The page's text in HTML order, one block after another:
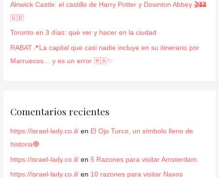
r
:
Alnwick Castle: el castillo de Harry Potter y Downton Abbey 🎬🏰
🇬🇧
Toronto en 3 días: qué ver y hacer en la ciudad
RABAT📍La capital que casi nadie incluye en su itinerario por
Marruecos… y es un error 🇲🇦✨
Comentarios recientes
https://israel-lady.co.il/ en El Ojo Turco, un símbolo lleno de
historia🧿
https://israel-lady.co.il/ en 5 Razones para visitar Amsterdam.
https://israel-lady.co.il/ en 10 razones para visitar Naxos